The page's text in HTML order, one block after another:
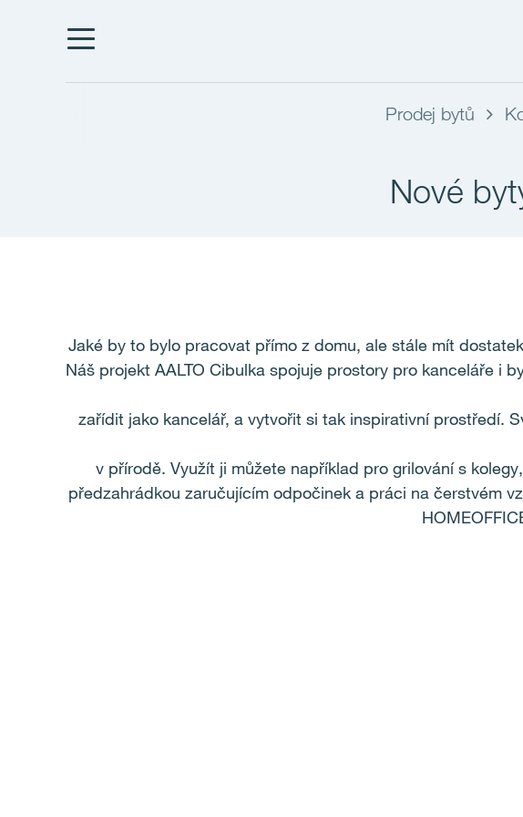
Prodej bytů
Nové
Jaké by to bylo pracovat přímo z domu, ale stále mít
Náš projekt AALTO Cibulka spojuje prostory pro kanceláře i
zařídit jako kancelář, a vytvořit si tak inspirativní prostředí.
v přírodě. Využít ji můžete například pro grilování s
předzahrádkou zaručujícím odpočinek a práci na čerstvém